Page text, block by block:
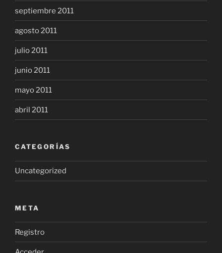
septiembre 2011
agosto 2011
julio 2011
junio 2011
mayo 2011
abril 2011
CATEGORÍAS
Uncategorized
META
Registro